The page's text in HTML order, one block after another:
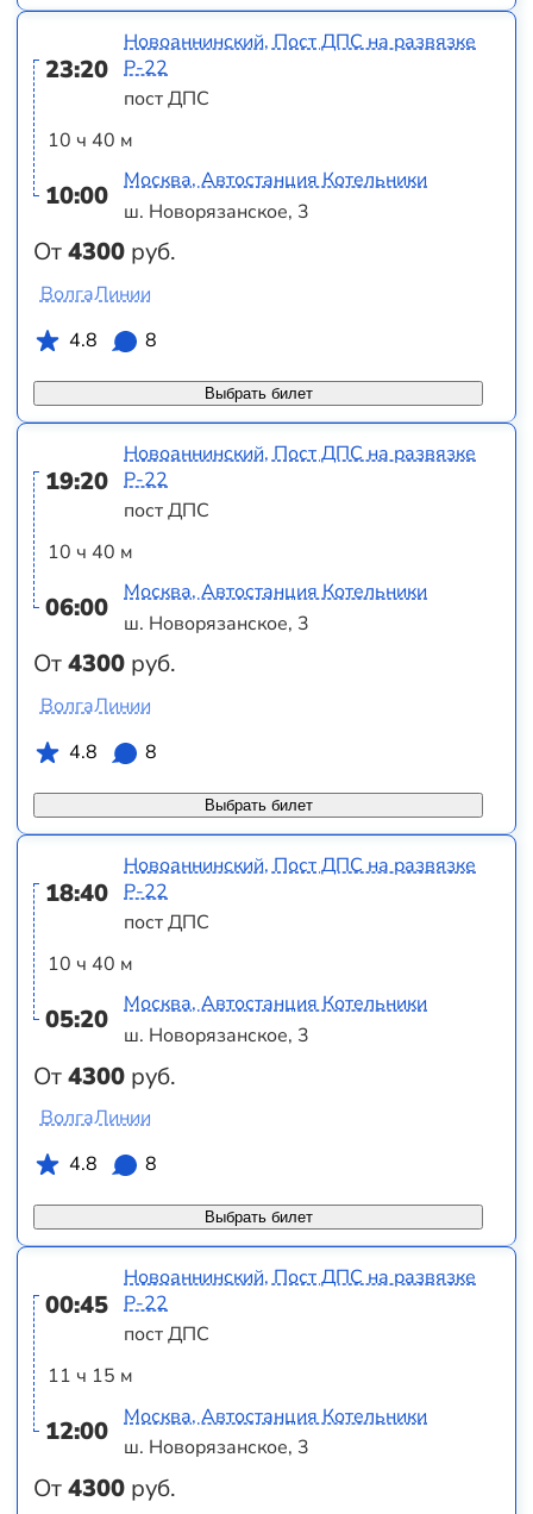
23:20
10 ч 40 м
10:00
От4300 руб.
Новоаннинский, Пост ДПС на развязке
Р-22
пост ДПС
Москва, Автостанция Котельники
ш. Новорязанское, 3
Выбрать билет
ВолгаЛинии
4.8
8
19:20
10 ч 40 м
06:00
От4300 руб.
Новоаннинский, Пост ДПС на развязке
Р-22
пост ДПС
Москва, Автостанция Котельники
ш. Новорязанское, 3
Выбрать билет
ВолгаЛинии
4.8
8
18:40
10 ч 40 м
05:20
От4300 руб.
Новоаннинский, Пост ДПС на развязке
Р-22
пост ДПС
Москва, Автостанция Котельники
ш. Новорязанское, 3
Выбрать билет
ВолгаЛинии
4.8
8
00:45
11 ч 15 м
12:00
От4300 руб.
Новоаннинский, Пост ДПС на развязке
Р-22
пост ДПС
Москва, Автостанция Котельники
ш. Новорязанское, 3